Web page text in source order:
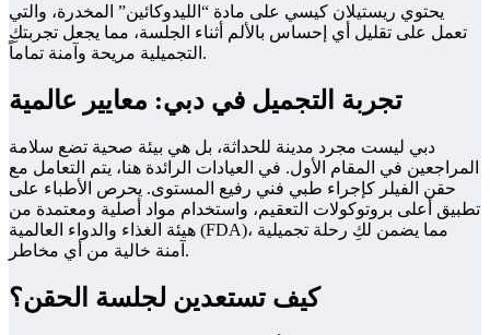
يحتوي ريستيلان كيسي على مادة “الليدوكائين” المخدرة، والتي
تعمل على تقليل أي إحساس بالألم أثناء الجلسة، مما يجعل تجربتكِ
التجميلية مريحة وآمنة تماماً.
تجربة التجميل في دبي: معايير عالمية
دبي ليست مجرد مدينة للحداثة، بل هي بيئة صحية تضع سلامة
المراجعين في المقام الأول. في العيادات الرائدة هنا، يتم التعامل مع
حقن الفيلر كإجراء طبي فني رفيع المستوى. يحرص الأطباء على
تطبيق أعلى بروتوكولات التعقيم، واستخدام مواد أصلية ومعتمدة من
هيئة الغذاء والدواء العالمية (FDA)، مما يضمن لكِ رحلة تجميلية
آمنة خالية من أي مخاطر.
كيف تستعدين لجلسة الحقن؟